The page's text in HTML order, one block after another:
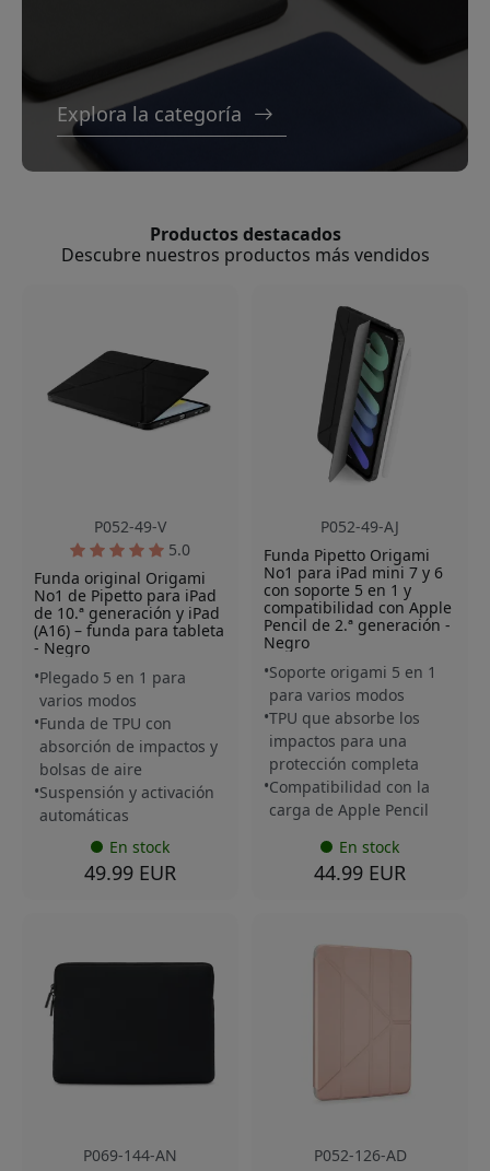
Explora la categoría
Productos destacados
Descubre nuestros productos más vendidos
P052-49-V
5.0
Funda original Origami
No1 de Pipetto para iPad
de 10.ª generación y iPad
(A16) – funda para tableta
- Negro
Plegado 5 en 1 para
varios modos
Funda de TPU con
absorción de impactos y
bolsas de aire
Suspensión y activación
automáticas
En stock
49.99 EUR
P052-49-AJ
Funda Pipetto Origami
No1 para iPad mini 7 y 6
con soporte 5 en 1 y
compatibilidad con Apple
Pencil de 2.ª generación -
Negro
Soporte origami 5 en 1
para varios modos
TPU que absorbe los
impactos para una
protección completa
Compatibilidad con la
carga de Apple Pencil
En stock
44.99 EUR
P069-144-AN
P052-126-AD